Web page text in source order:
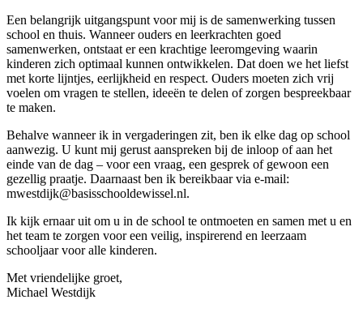
Een belangrijk uitgangspunt voor mij is de samenwerking tussen
school en thuis. Wanneer ouders en leerkrachten goed
samenwerken, ontstaat er een krachtige leeromgeving waarin
kinderen zich optimaal kunnen ontwikkelen. Dat doen we het liefst
met korte lijntjes, eerlijkheid en respect. Ouders moeten zich vrij
voelen om vragen te stellen, ideeën te delen of zorgen bespreekbaar
te maken.
Behalve wanneer ik in vergaderingen zit, ben ik elke dag op school
aanwezig. U kunt mij gerust aanspreken bij de inloop of aan het
einde van de dag – voor een vraag, een gesprek of gewoon een
gezellig praatje. Daarnaast ben ik bereikbaar via e-mail:
mwestdijk@basisschooldewissel.nl.
Ik kijk ernaar uit om u in de school te ontmoeten en samen met u en
het team te zorgen voor een veilig, inspirerend en leerzaam
schooljaar voor alle kinderen.
Met vriendelijke groet,
Michael Westdijk